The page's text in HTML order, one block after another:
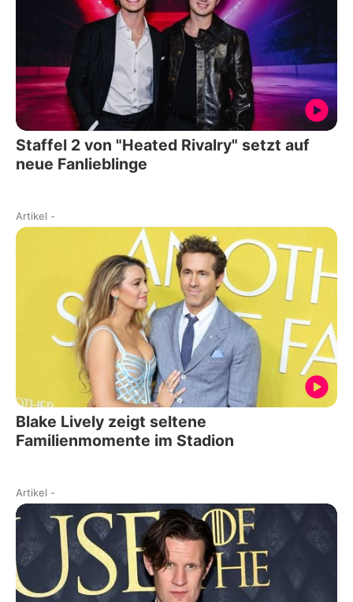
Staffel 2 von "Heated Rivalry" setzt auf
neue Fanlieblinge
Artikel -
Blake Lively zeigt seltene
Familienmomente im Stadion
Artikel -